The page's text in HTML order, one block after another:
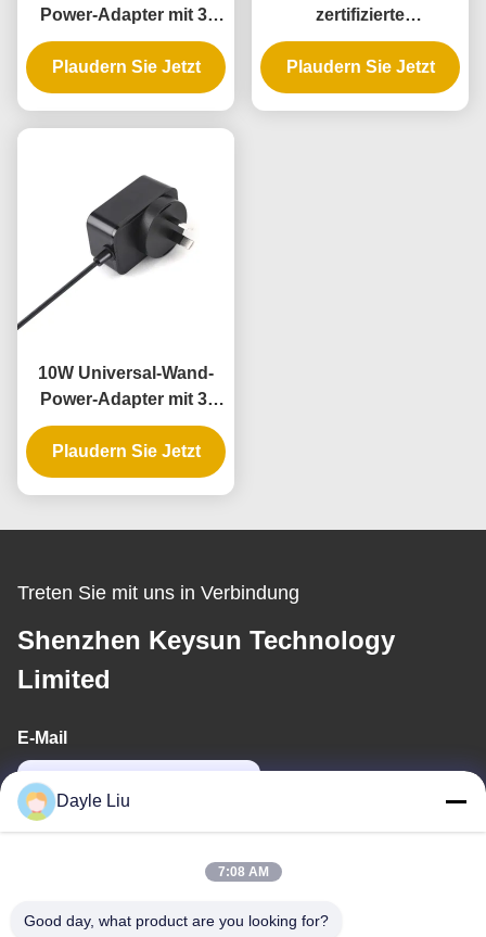
Power-Adapter mit 3-
Jahres-Garantie und
AC-DC-
Stromversorgung
Plaudern Sie Jetzt
zertifizierte
Wandstecker mit 3-
jähriger Garantie
Plaudern Sie Jetzt
10W Universal-Wand-
Power-Adapter mit 3-
Jahres-Garantie und
mehreren
Ausgangsspannungen
Plaudern Sie Jetzt
Treten Sie mit uns in Verbindung
Shenzhen Keysun Technology
Limited
E-Mail
Dayle Liu
7:08 AM
Good day, what product are you looking for?